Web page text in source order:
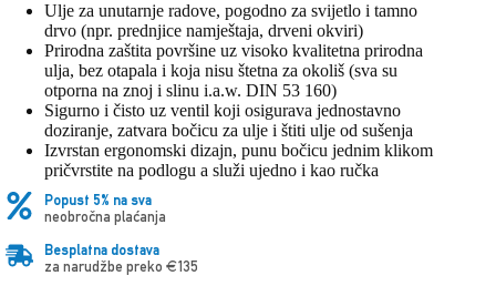
Ulje za unutarnje radove, pogodno za svijetlo i tamno
drvo (npr. prednjice namještaja, drveni okviri)
Prirodna zaštita površine uz visoko kvalitetna prirodna
ulja, bez otapala i koja nisu štetna za okoliš (sva su
otporna na znoj i slinu i.a.w. DIN 53 160)
Sigurno i čisto uz ventil koji osigurava jednostavno
doziranje, zatvara bočicu za ulje i štiti ulje od sušenja
Izvrstan ergonomski dizajn, punu bočicu jednim klikom
pričvrstite na podlogu a služi ujedno i kao ručka
Popust 5% na sva
neobročna plaćanja
Besplatna dostava
za narudžbe preko €135